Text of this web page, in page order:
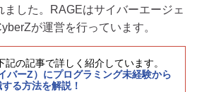
ました。RAGEはサイバーエージェ
が運営を行っています。
の記事で詳しく紹介しています。
バーZ）にプログラミング未経験から
る方法を解説！